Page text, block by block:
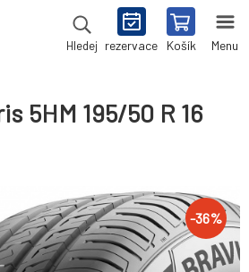
Hledej rezervace Košík Menu
5HM 195/50 R 16
-36%